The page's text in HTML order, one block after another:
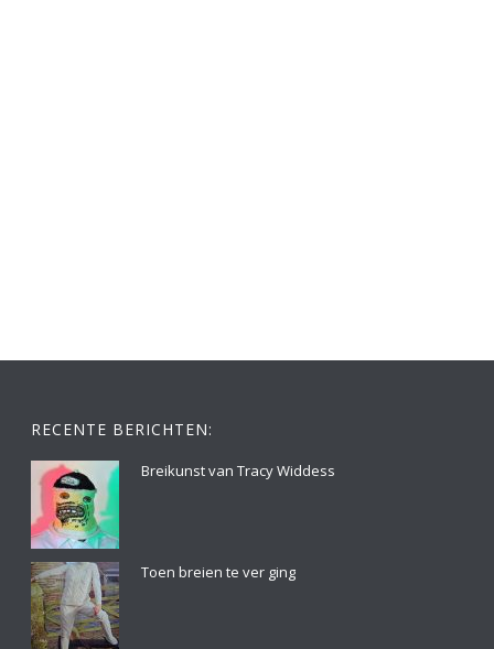
RECENTE BERICHTEN:
Breikunst van Tracy Widdess
Toen breien te ver ging